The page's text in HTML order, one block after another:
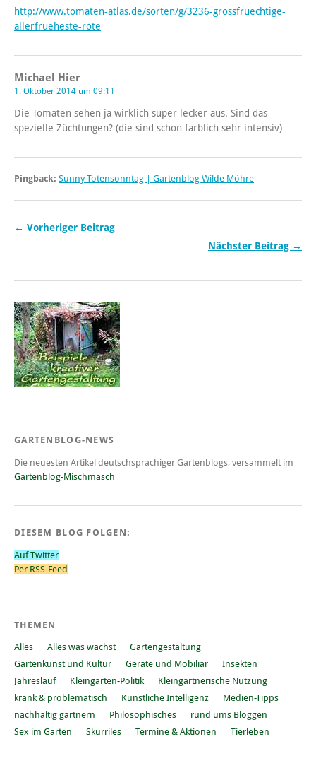
http://www.tomaten-atlas.de/sorten/g/3236-grossfruechtige-
allerfrueheste-rote
Michael Hier
1. Oktober 2014 um 09:11
Die Tomaten sehen ja wirklich super lecker aus. Sind das
spezielle Züchtungen? (die sind schon farblich sehr intensiv)
Pingback: Sunny Totensonntag | Gartenblog Wilde Möhre
← Vorheriger Beitrag
Nächster Beitrag →
GARTENBLOG-NEWS
Die neuesten Artikel deutschsprachiger Gartenblogs, versammelt im
Gartenblog-Mischmasch
DIESEM BLOG FOLGEN:
Auf Twitter
Per RSS-Feed
THEMEN
Alles Alles was wächst
Gartengestaltung
Gartenkunst und Kultur
Geräte und Mobiliar
Insekten
Jahreslauf
Kleingarten-Politik
Kleingärtnerische Nutzung
krank & problematisch
Künstliche Intelligenz
Medien-Tipps
nachhaltig gärtnern
Philosophisches
rund ums Bloggen
Sex im Garten
Skurriles Termine & Aktionen Tierleben